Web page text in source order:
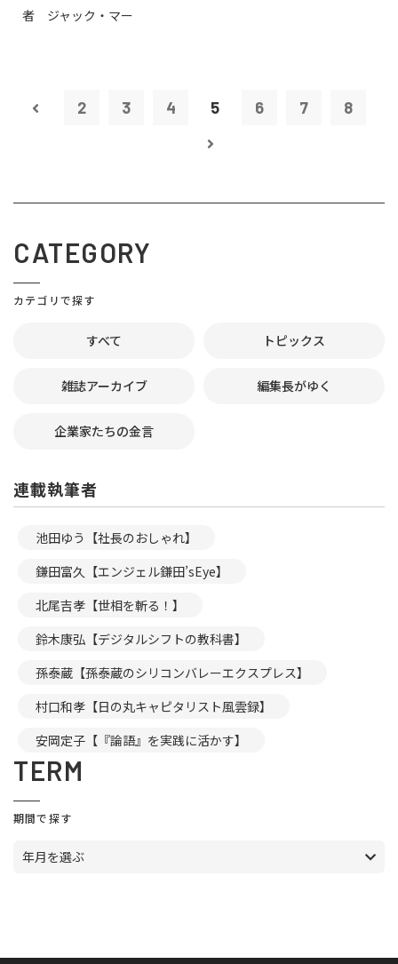
者 ジャック・マー
2 3 4 5 6 7 8
CATEGORY
カテゴリで探す
すべて トピックス
雑誌アーカイブ 編集長がゆく
企業家たちの金言
連載執筆者
池田ゆう【社長のおしゃれ】
鎌田富久【エンジェル鎌田’sEye】
北尾吉孝【世相を斬る！】
鈴木康弘【デジタルシフトの教科書】
孫泰蔵【孫泰蔵のシリコンバレーエクスプレス】
村口和孝【日の丸キャピタリスト風雲録】
安岡定子【『論語』を実践に活かす】
TERM
期間で探す
年月を選ぶ